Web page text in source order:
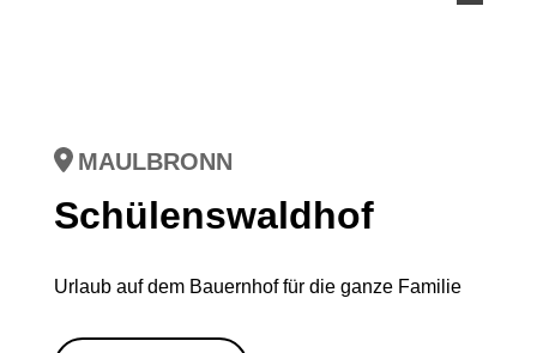
MAULBRONN
Schülenswaldhof
Urlaub auf dem Bauernhof für die ganze Familie